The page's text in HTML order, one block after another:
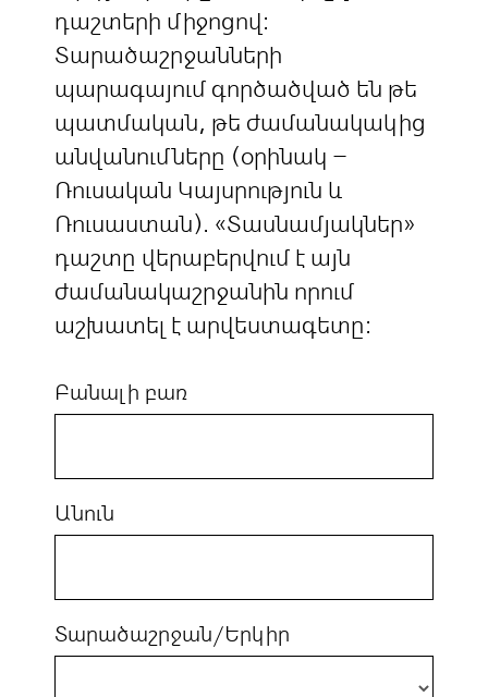
դաշտերի միջոցով:
Տարածաշրջանների
պարագայում գործածված են թե
պատմական, թե ժամանակակից
անվանումները (օրինակ –
Ռուսական Կայսրություն և
Ռուսաստան). «Տասնամյակներ»
դաշտը վերաբերվում է այն
ժամանակաշրջանին որում
աշխատել է արվեստագետը:
Բանալի բառ
Անուն
Տարածաշրջան/Երկիր